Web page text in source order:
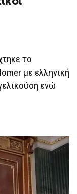
το
με ελληνική
ενώ